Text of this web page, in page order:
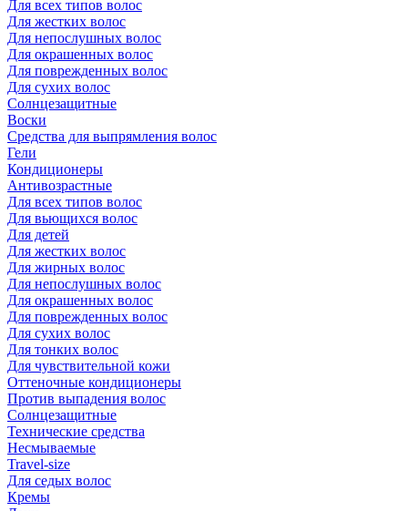
Для всех типов волос
Для жестких волос
Для непослушных волос
Для окрашенных волос
Для поврежденных волос
Для сухих волос
Солнцезащитные
Воски
Средства для выпрямления волос
Гели
Кондиционеры
Антивозрастные
Для всех типов волос
Для вьющихся волос
Для детей
Для жестких волос
Для жирных волос
Для непослушных волос
Для окрашенных волос
Для поврежденных волос
Для сухих волос
Для тонких волос
Для чувствительной кожи
Оттеночные кондиционеры
Против выпадения волос
Солнцезащитные
Технические средства
Несмываемые
Travel-size
Для седых волос
Кремы